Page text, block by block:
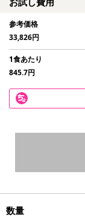
参考価格
33,826円
1食あたり
845.7円
数量